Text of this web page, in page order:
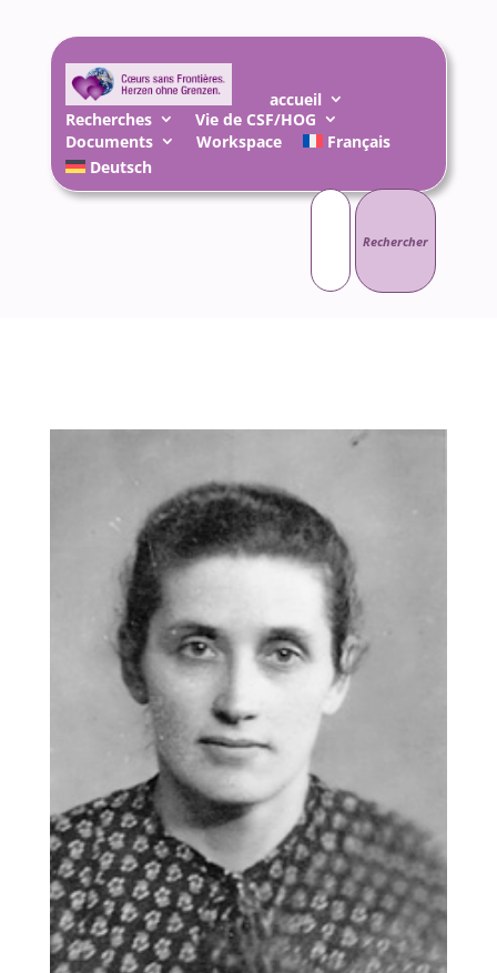
accueil
Recherches
Vie de CSF/HOG
Documents
Workspace
Français
Deutsch
Rechercher :